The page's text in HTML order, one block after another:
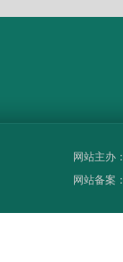
网站主办：
网站备案：